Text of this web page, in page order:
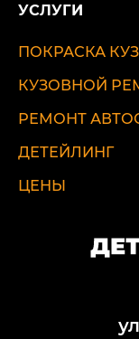
УСЛУГИ
ПОКРАСКА
КУЗОВНОЙ
РЕМОНТ
ДЕТЕЙЛИНГ
ЦЕНЫ